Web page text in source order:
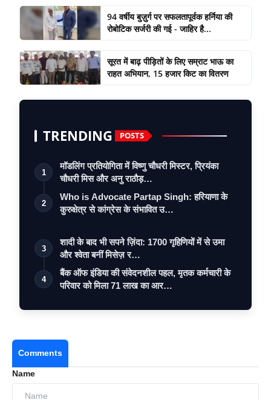
94 वर्षीय बुज़ुर्ग पर सफलतापूर्वक हर्निया की
रोबोटिक सर्जरी की गई - जाहिर है...
सूरत में बाढ़ पीड़ितों के लिए सम्राट भाऊ का
राहत अभियान, 15 हजार किट का वितरण
TRENDING POSTS
1
मॉडलिंग प्रतियोगिता में विष्णु चौधरी मिस्टर, प्रियंका
चौधरी मिस और अनु राठौड़…
2
Who is Advocate Partap Singh: हरियाणा के
कुरुक्षेत्र से कांग्रेस के संभावित उ…
3
शादी के बाद भी सपने ज़िंदा: 1700 गृहिणियों में से उमा
और श्वेता बनीं मिसेज़ र…
4
बैंक ऑफ इंडिया की संवेदनशील पहल, मृतक कर्मचारी के
परिवार को मिला 71 लाख का आर…
Comments
Name